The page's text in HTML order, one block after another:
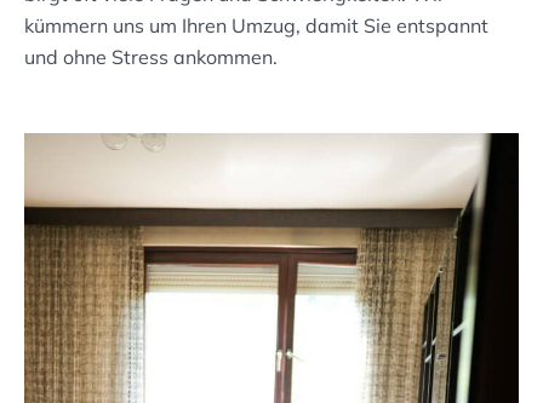
kümmern uns um Ihren Umzug, damit Sie entspannt
und ohne Stress ankommen.